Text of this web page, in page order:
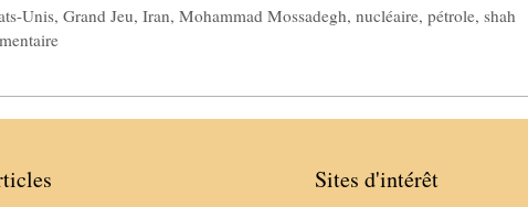
Unis,Grand Jeu,Iran,Mohammad Mossadegh,nucléaire,pétrole,shah
Sites d'intérêt